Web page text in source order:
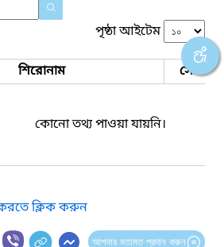
পৃষ্ঠা আইটেম
শিরোনাম সেবার
কোনো তথ্য পাওয়া যায়নি।
ক্লিক করুন
আপনার মতামত প্রদান করুন